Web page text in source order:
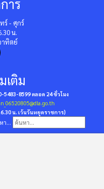
าร
ร์ - ศุกร์
น.
าทิตย์
เติม
5483-8599ตลอด 24 ชั่วโมง
น. เว้นวันหยุดราชการ)
า...